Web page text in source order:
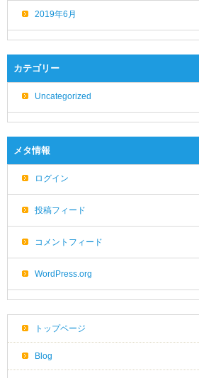
2019年6月
カテゴリー
Uncategorized
メタ情報
ログイン
投稿フィード
コメントフィード
WordPress.org
トップページ
Blog